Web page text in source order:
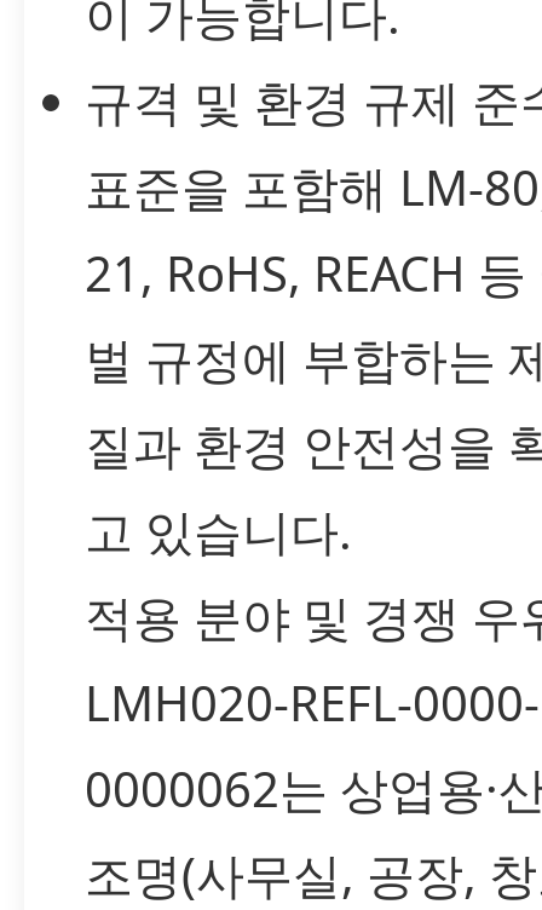
이 가능합니다.
규격 및 환경 규제 준
표준을 포함해 LM-
21, RoHS, REACH
벌 규정에 부합하는
질과 환경 안전성을
고 있습니다.
적용 분야 및 경쟁 우
LMH020-REFL-0000-
0000062는 상업용·
조명(사무실, 공장,